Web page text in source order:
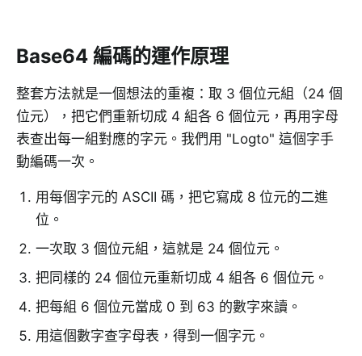
Base64 編碼的運作原理
整套方法就是一個想法的重複：取 3 個位元組（24 個
位元），把它們重新切成 4 組各 6 個位元，再用字母
表查出每一組對應的字元。我們用 "Logto" 這個字手
動編碼一次。
用每個字元的 ASCII 碼，把它寫成 8 位元的二進
位。
一次取 3 個位元組，這就是 24 個位元。
把同樣的 24 個位元重新切成 4 組各 6 個位元。
把每組 6 個位元當成 0 到 63 的數字來讀。
用這個數字查字母表，得到一個字元。